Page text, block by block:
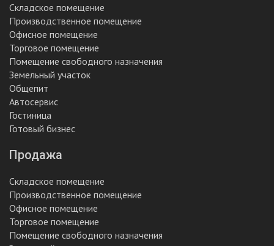
Складское помещение
Производственное помещение
Офисное помещение
Торговое помещение
Помещение свободного назначения
Земельный участок
Общепит
Автосервис
Гостиница
Готовый бизнес
Продажа
Складское помещение
Производственное помещение
Офисное помещение
Торговое помещение
Помещение свободного назначения